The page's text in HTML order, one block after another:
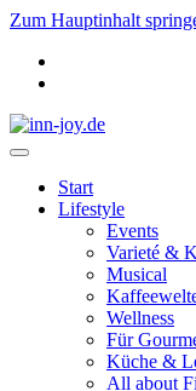
Zum Hauptinhalt
Start
Lifestyle
Events
Varieté &
Musical
Wellness
Für
Küche &
All about